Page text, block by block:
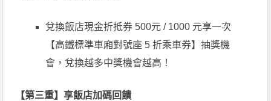
兌換飯店現金折抵券 500元 / 1000 元享一次
【高鐵標準車廂對號座 5 折乘車券】抽獎機
會，兌換越多中獎機會越高！
【第三重】享飯店加碼回饋